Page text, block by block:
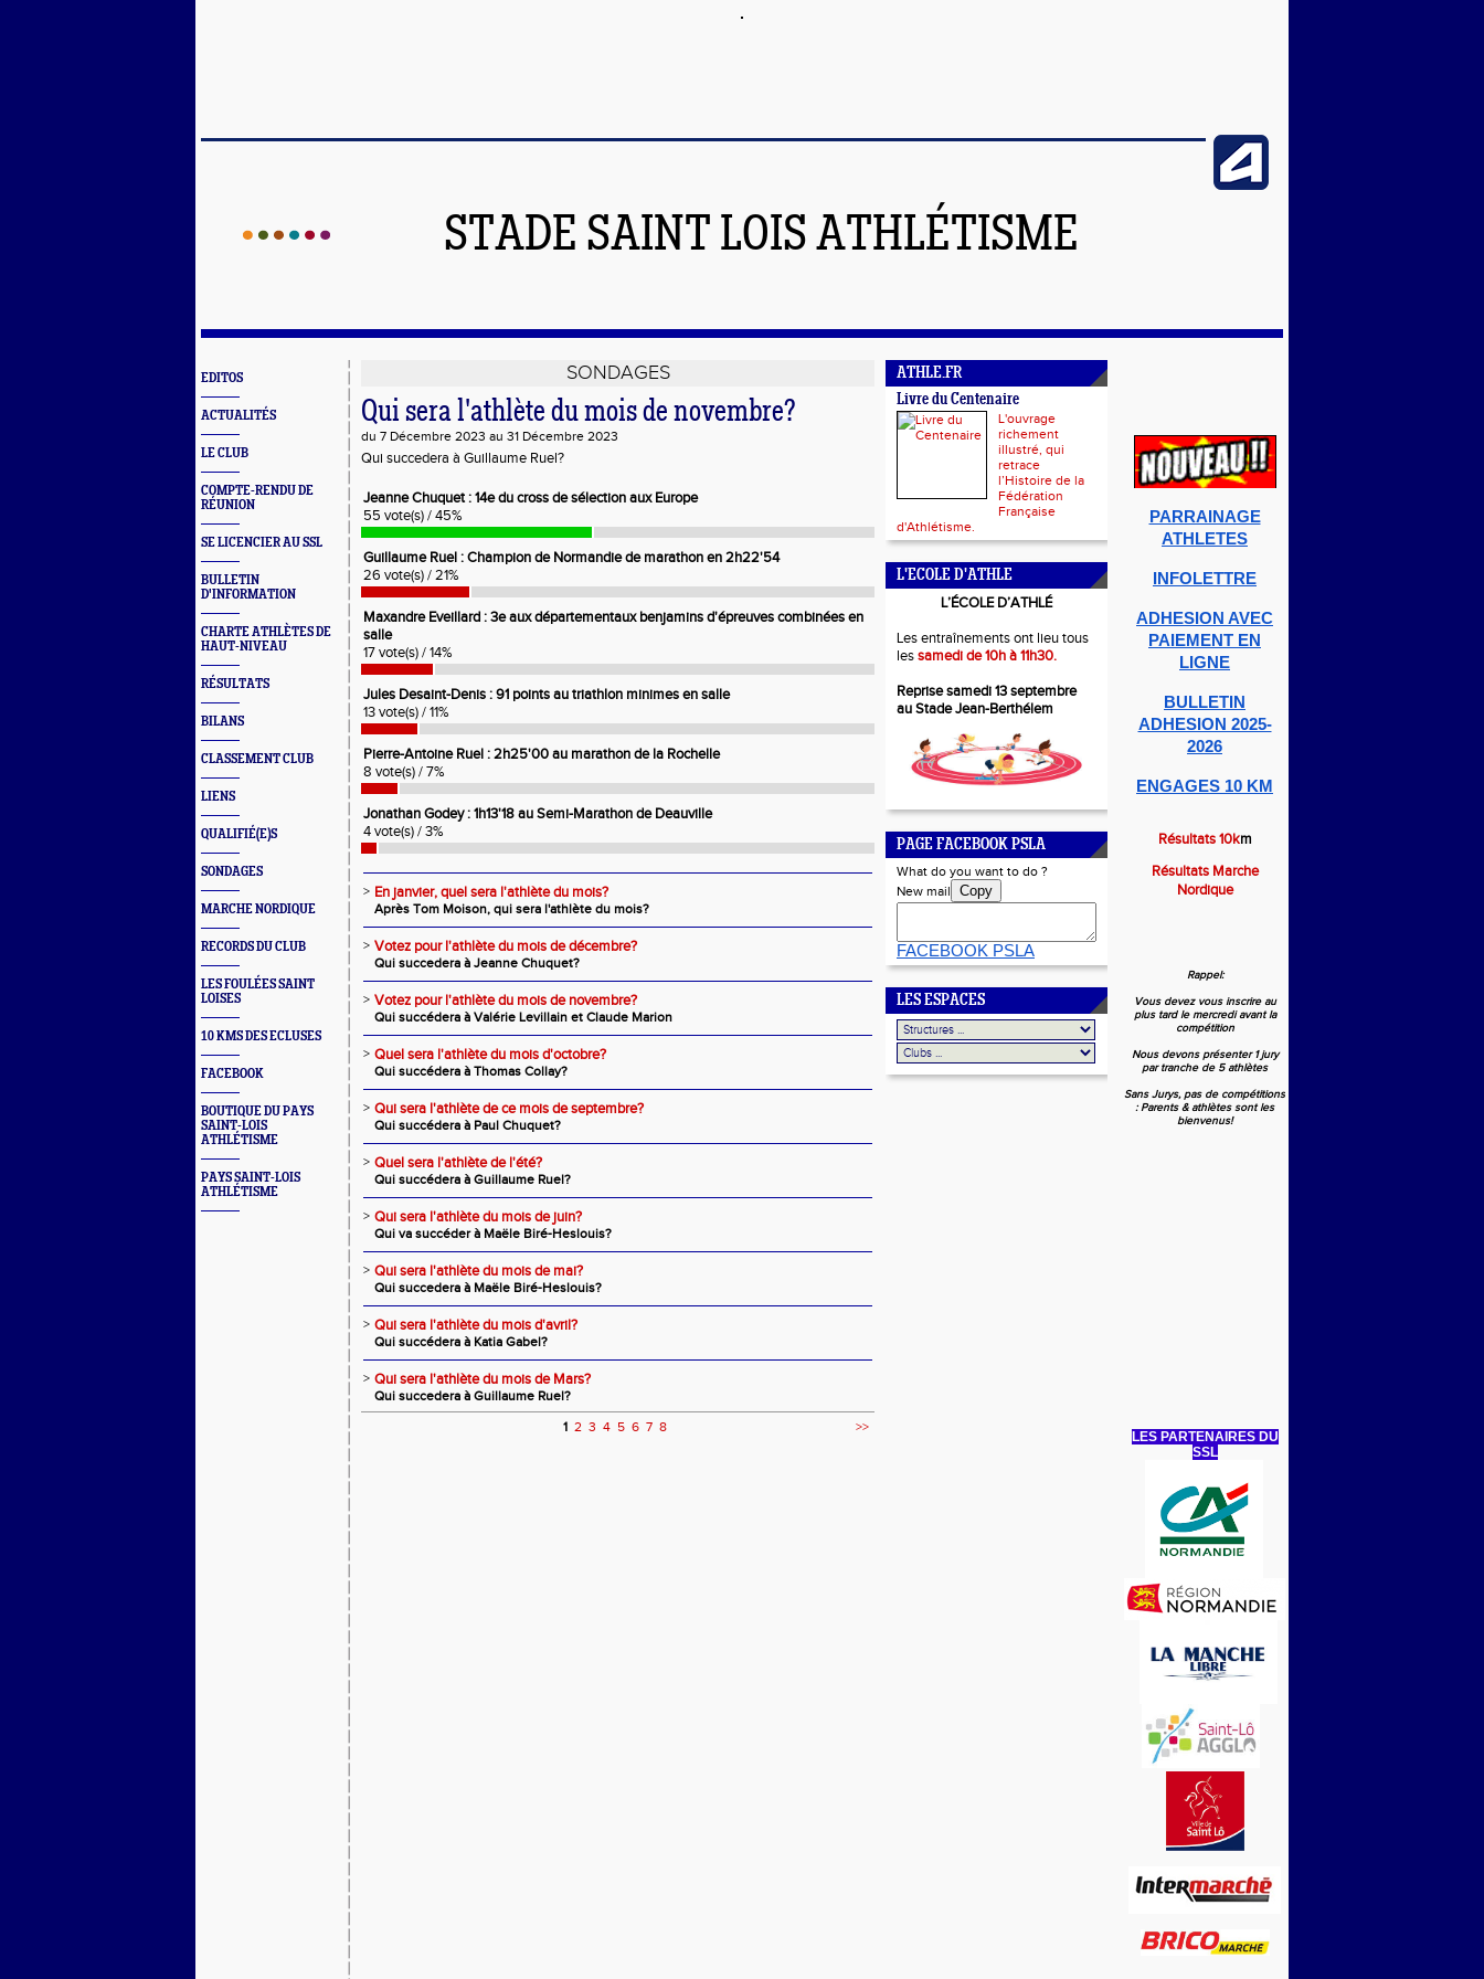
STADE SAINT LOIS ATHLÉTISME
EDITOS
ACTUALITÉS
LE CLUB
COMPTE-RENDU DE
RÉUNION
SE LICENCIER AU SSL
BULLETIN
D'INFORMATION
CHARTE ATHLÈTES DE
HAUT-NIVEAU
RÉSULTATS
BILANS
CLASSEMENT CLUB
LIENS
QUALIFIÉ(E)S
SONDAGES
MARCHE NORDIQUE
RECORDS DU CLUB
LES FOULÉES SAINT
LOISES
10 KMS DES ECLUSES
FACEBOOK
BOUTIQUE DU PAYS
SAINT-LOIS
ATHLÉTISME
PAYS SAINT-LOIS
ATHLÉTISME
SONDAGES
Qui sera l'athlète du mois de novembre?
du 7 Décembre 2023 au 31 Décembre 2023
Qui succedera à Guillaume Ruel?
Jeanne Chuquet : 14e du cross de sélection aux Europe
55 vote(s) / 45%
Guillaume Ruel : Champion de Normandie de marathon en 2h22'54
26 vote(s) / 21%
Maxandre Eveillard : 3e aux départementaux benjamins d'épreuves combinées en
salle
17 vote(s) / 14%
Jules Desaint-Denis : 91 points au triathlon minimes en salle
13 vote(s) / 11%
Pierre-Antoine Ruel : 2h25'00 au marathon de la Rochelle
8 vote(s) / 7%
Jonathan Godey : 1h13'18 au Semi-Marathon de Deauville
4 vote(s) / 3%
> En janvier, quel sera l'athlète du mois?
Après Tom Moison, qui sera l'athlète du mois?
> Votez pour l'athlète du mois de décembre?
Qui succedera à Jeanne Chuquet?
> Votez pour l'athlète du mois de novembre?
Qui succédera à Valérie Levillain et Claude Marion
> Quel sera l'athlète du mois d'octobre?
Qui succédera à Thomas Collay?
> Qui sera l'athlète de ce mois de septembre?
Qui succédera à Paul Chuquet?
> Quel sera l'athlète de l'été?
Qui succédera à Guillaume Ruel?
> Qui sera l'athlète du mois de juin?
Qui va succéder à Maële Biré-Heslouis?
> Qui sera l'athlète du mois de mai?
Qui succedera à Maële Biré-Heslouis?
> Qui sera l'athlète du mois d'avril?
Qui succédera à Katia Gabel?
> Qui sera l'athlète du mois de Mars?
Qui succedera à Guillaume Ruel?
1 2 3 4 5 6 7 8 >>
ATHLE.FR
Livre du Centenaire
L'ouvrage
richement
illustré, qui
retrace
l’Histoire de la
Fédération
Française
d'Athlétisme.
L'ECOLE D'ATHLE
L’ÉCOLE D’ATHLÉ
Les entraînements ont lieu tous
lessamedi de 10h à 11h30.
Reprise samedi 13 septembre
au Stade Jean-Berthélem
PAGE FACEBOOK PSLA
What do you want to do ?
New mail
Copy
FACEBOOK PSLA
LES ESPACES
PARRAINAGE
ATHLETES
INFOLETTRE
ADHESION AVEC
PAIEMENT EN
LIGNE
BULLETIN
ADHESION 2025-
2026
ENGAGES 10 KM
Résultats 10km
Résultats Marche
Nordique
Rappel:
Vous devez vous inscrire au
plus tard le mercredi avant la
compétition
Nous devons présenter 1 jury
par tranche de 5 athlètes
Sans Jurys, pas de compétitions
: Parents & athlètes sont les
bienvenus!
LES PARTENAIRES DU
SSL